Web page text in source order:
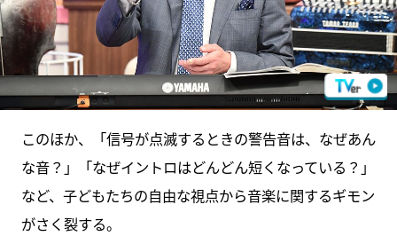
このほか、「信号が点滅するときの警告音は、なぜあん
な音？」「なぜイントロはどんどん短くなっている？」
など、子どもたちの自由な視点から音楽に関するギモン
がさく裂する。